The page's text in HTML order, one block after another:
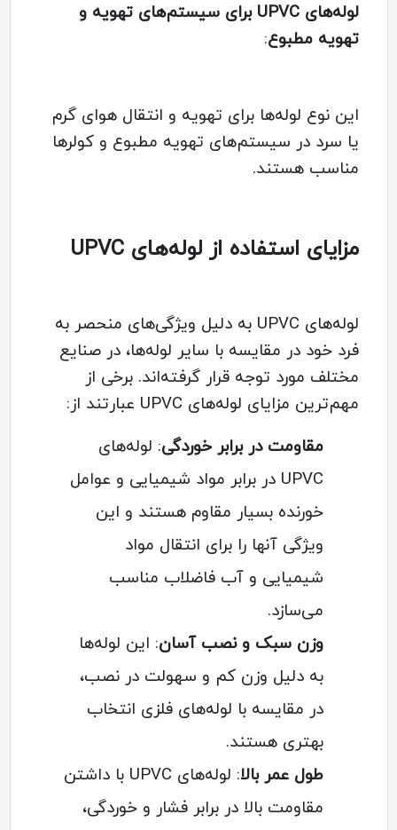
لوله‌های UPVC برای سیستم‌های تهویه و
تهویه مطبوع:
این نوع لوله‌ها برای تهویه و انتقال هوای گرم
یا سرد در سیستم‌های تهویه مطبوع و کولرها
مناسب هستند.
مزایای استفاده از لوله‌های UPVC
لوله‌های UPVC به دلیل ویژگی‌های منحصر به
فرد خود در مقایسه با سایر لوله‌ها، در صنایع
مختلف مورد توجه قرار گرفته‌اند. برخی از
مهم‌ترین مزایای لوله‌های UPVC عبارتند از:
مقاومت در برابر خوردگی: لوله‌های
UPVC در برابر مواد شیمیایی و عوامل
خورنده بسیار مقاوم هستند و این
ویژگی آنها را برای انتقال مواد
شیمیایی و آب فاضلاب مناسب
می‌سازد.
وزن سبک و نصب آسان: این لوله‌ها
به دلیل وزن کم و سهولت در نصب،
در مقایسه با لوله‌های فلزی انتخاب
بهتری هستند.
طول عمر بالا
: لوله‌های UPVC با داشتن
مقاومت بالا در برابر فشار و خوردگی،